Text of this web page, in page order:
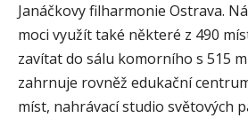
Janáčkovy filharmonie Ostrava.
moci využít také některé z 490
zavítat do sálu komorního s 515
zahrnuje rovněž edukační
míst, nahrávací studio světových